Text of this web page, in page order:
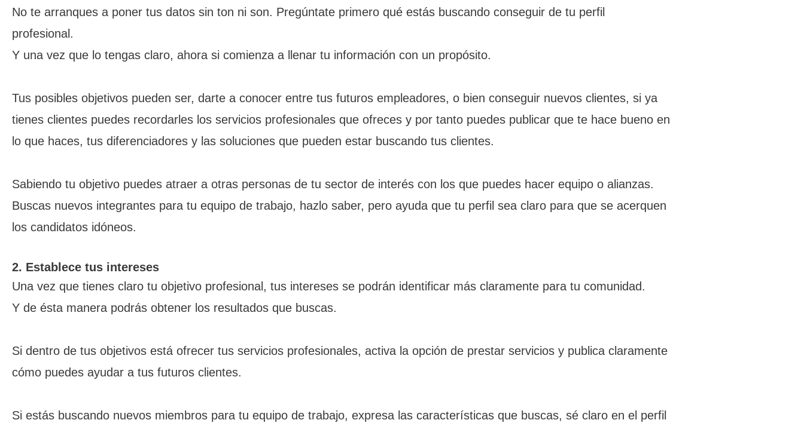
No te arranques a poner tus datos sin ton ni son. Pregúntate primero qué estás buscando conseguir de tu perfil
profesional.
Y una vez que lo tengas claro, ahora si comienza a llenar tu información con un propósito.
Tus posibles objetivos pueden ser, darte a conocer entre tus futuros empleadores, o bien conseguir nuevos clientes, si ya
tienes clientes puedes recordarles los servicios profesionales que ofreces y por tanto puedes publicar que te hace bueno en
lo que haces, tus diferenciadores y las soluciones que pueden estar buscando tus clientes.
Sabiendo tu objetivo puedes atraer a otras personas de tu sector de interés con los que puedes hacer equipo o alianzas.
Buscas nuevos integrantes para tu equipo de trabajo, hazlo saber, pero ayuda que tu perfil sea claro para que se acerquen
los candidatos idóneos.
2. Establece tus intereses
Una vez que tienes claro tu objetivo profesional, tus intereses se podrán identificar más claramente para tu comunidad.
Y de ésta manera podrás obtener los resultados que buscas.
Si dentro de tus objetivos está ofrecer tus servicios profesionales, activa la opción de prestar servicios y publica claramente
cómo puedes ayudar a tus futuros clientes.
Si estás buscando nuevos miembros para tu equipo de trabajo, expresa las características que buscas, sé claro en el perfil